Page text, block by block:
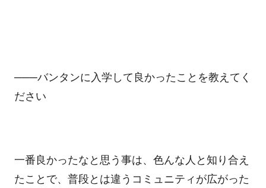
───バンタンに入学して良かったことを教えてく
ださい
一番良かったなと思う事は、色んな人と知り合え
たことで、普段とは違うコミュニティが広がった